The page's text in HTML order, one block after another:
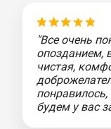
"Все очень
опозданием,
чистая,
будем у вас